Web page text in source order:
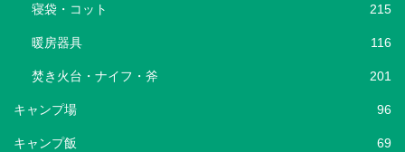
寝袋・コット 215
暖房器具 116
焚き火台・ナイフ・斧 201
キャンプ場 96
キャンプ飯 69